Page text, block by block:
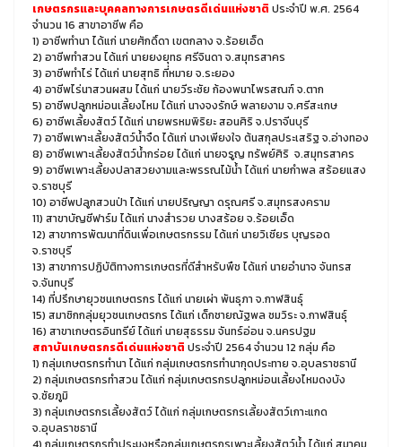
เกษตรกรและบุคคลทางการเกษตรดีเด่นแห่งชาติ ประจำปี พ.ศ. 2564
จำนวน 16 สาขาอาชีพ คือ
1) อาชีพทำนา ได้แก่ นายศักดิ์ดา เขตกลาง จ.ร้อยเอ็ด
2) อาชีพทำสวน ได้แก่ นายยงยุทธ ศรีจินดา จ.สมุทรสาคร
3) อาชีพทำไร่ ได้แก่ นายสุทธิ ที่หมาย จ.ระยอง
4) อาชีพไร่นาสวนผสม ได้แก่ นายวีระชัย ก้องพนาไพรสณฑ์ จ.ตาก
5) อาชีพปลูกหม่อนเลี้ยงไหม ได้แก่ นางจงรักษ์ พลายงาม จ.ศรีสะเกษ
6) อาชีพเลี้ยงสัตว์ ได้แก่ นายพรหมพิริยะ สอนศิริ จ.ปราจีนบุรี
7) อาชีพเพาะเลี้ยงสัตว์น้ำจืด ได้แก่ นางเพียงใจ ต้นสกุลประเสริฐ จ.อ่างทอง
8) อาชีพเพาะเลี้ยงสัตว์น้ำกร่อย ได้แก่ นายจรูญ ทรัพย์ศิริ จ.สมุทรสาคร
9) อาชีพเพาะเลี้ยงปลาสวยงามและพรรณไม้น้ำ ได้แก่ นายกำพล สร้อยแสง
จ.ราชบุรี
10) อาชีพปลูกสวนป่า ได้แก่ นายปริญญา ดรุณศรี จ.สมุทรสงคราม
11) สาขาบัญชีฟาร์ม ได้แก่ นางสำรวย บางสร้อย จ.ร้อยเอ็ด
12) สาขาการพัฒนาที่ดินเพื่อเกษตรกรรม ได้แก่ นายวิเชียร บุญรอด
จ.ราชบุรี
13) สาขาการปฏิบัติทางการเกษตรที่ดีสำหรับพืช ได้แก่ นายอำนาจ จันทรส
จ.จันทบุรี
14) ที่ปรึกษายุวชนเกษตรกร ได้แก่ นายเผ่า พันธุภา จ.กาฬสินธุ์
15) สมาชิกกลุ่มยุวชนเกษตรกร ได้แก่ เด็กชายณัฐพล ชมวิระ จ.กาฬสินธุ์
16) สาขาเกษตรอินทรีย์ ได้แก่ นายสุธรรม จันทร์อ่อน จ.นครปฐม
สถาบันเกษตรกรดีเด่นแห่งชาติ ประจำปี 2564 จำนวน 12 กลุ่ม คือ
1) กลุ่มเกษตรกรทำนา ได้แก่ กลุ่มเกษตรกรทำนากุดประทาย จ.อุบลราชธานี
2) กลุ่มเกษตรกรทำสวน ได้แก่ กลุ่มเกษตรกรปลูกหม่อนเลี้ยงไหมดงบัง
จ.ชัยภูมิ
3) กลุ่มเกษตรกรเลี้ยงสัตว์ ได้แก่ กลุ่มเกษตรกรเลี้ยงสัตว์เกาะแกด
จ.อุบลราชธานี